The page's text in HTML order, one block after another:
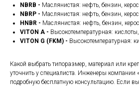
NBRB - Маслянистая: нефть, бензин,
NBRP - Маслянистая: нефть, бензин,
HNBR - Маслянистая: нефть, бензин,
VITON A - Высокотемпературная:
VITON G (FKM) - Высокотемпературная:
Какой выбрать типоразмер, материал или
уточнить у специалиста. Инженеры компании
подробную бесплатную консультацию. Если